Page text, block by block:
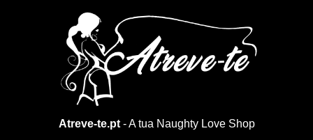
Atreve-te.pt- A tua Naughty Love Shop